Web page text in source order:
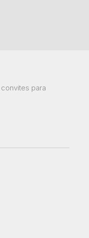
para